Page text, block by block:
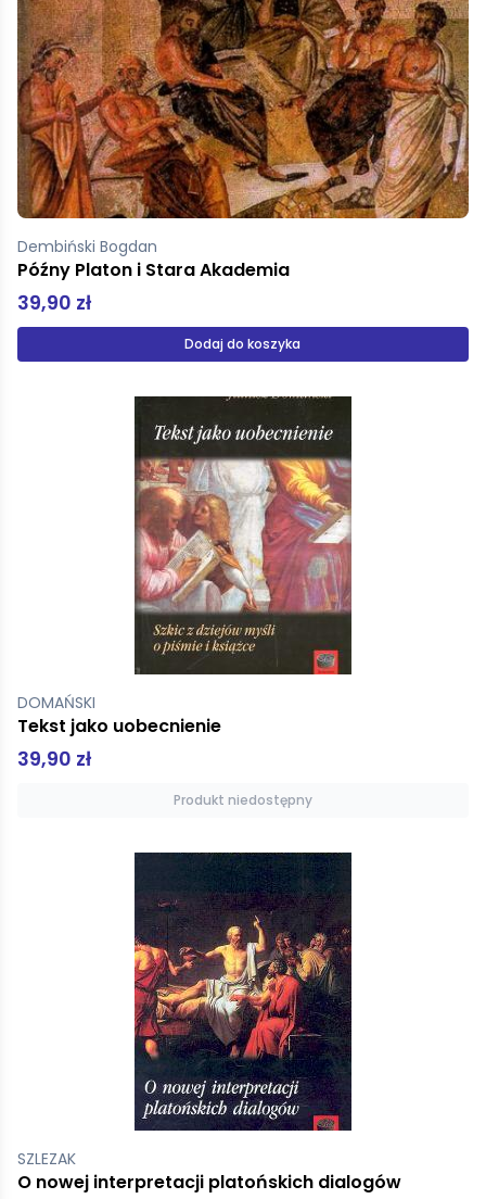
Dembiński Bogdan
Późny Platon i Stara Akademia
39,90 zł
Dodaj do koszyka
DOMAŃSKI
Tekst jako uobecnienie
39,90 zł
Produkt niedostępny
SZLEZAK
O nowej interpretacji platońskich dialogów